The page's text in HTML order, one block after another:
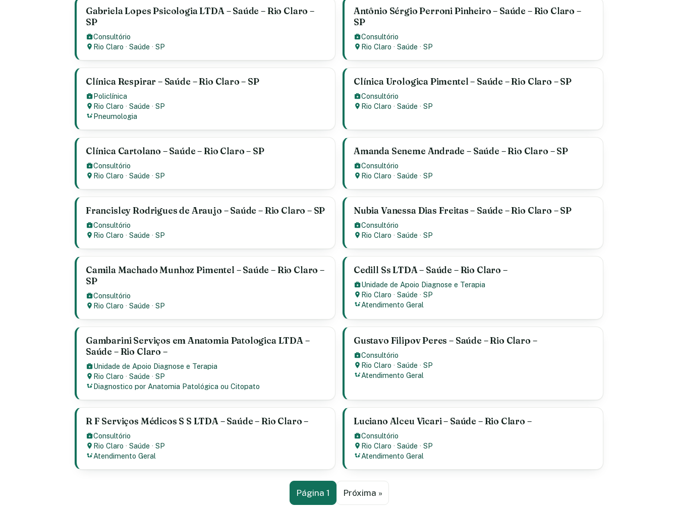
Gabriela Lopes Psicologia LTDA – Saúde – Rio Claro –
SP
Consultório
Rio Claro ·Saúde ·SP
Antônio Sérgio Perroni Pinheiro – Saúde – Rio Claro –
SP
Consultório
Rio Claro ·Saúde ·SP
Clínica Respirar – Saúde – Rio Claro – SP
Policlínica
Rio Claro ·Saúde ·SP
Pneumologia
Clínica Urologica Pimentel – Saúde – Rio Claro – SP
Consultório
Rio Claro ·Saúde ·SP
Clínica Cartolano – Saúde – Rio Claro – SP
Consultório
Rio Claro ·Saúde ·SP
Amanda Seneme Andrade – Saúde – Rio Claro – SP
Consultório
Rio Claro ·Saúde ·SP
Francisley Rodrigues de Araujo – Saúde – Rio Claro – SP
Consultório
Rio Claro ·Saúde ·SP
Nubia Vanessa Dias Freitas – Saúde – Rio Claro – SP
Consultório
Rio Claro ·Saúde ·SP
Camila Machado Munhoz Pimentel – Saúde – Rio Claro –
SP
Consultório
Rio Claro ·Saúde ·SP
Cedill Ss LTDA – Saúde – Rio Claro –
Unidade de Apoio Diagnose e Terapia
Rio Claro ·Saúde ·SP
Atendimento Geral
Gambarini Serviços em Anatomia Patologica LTDA –
Saúde – Rio Claro –
Unidade de Apoio Diagnose e Terapia
Rio Claro ·Saúde ·SP
Diagnostico por Anatomia Patológica ou Citopato
Gustavo Filipov Peres – Saúde – Rio Claro –
Consultório
Rio Claro ·Saúde ·SP
Atendimento Geral
R F Serviços Médicos S S LTDA – Saúde – Rio Claro –
Consultório
Rio Claro ·Saúde ·SP
Atendimento Geral
Luciano Alceu Vicari – Saúde – Rio Claro –
Consultório
Rio Claro ·Saúde ·SP
Atendimento Geral
Página 1 Próxima »